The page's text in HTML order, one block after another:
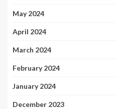
May 2024
April 2024
March 2024
February 2024
January 2024
December 2023